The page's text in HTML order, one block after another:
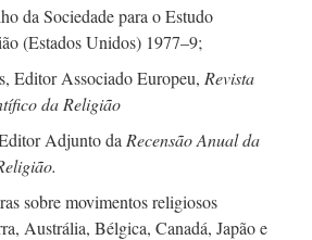
da Sociedade para o Estudo
(Estados Unidos) 1977–9;
Editor Associado Europeu, Revista
da Religião
Adjunto da Recensão Anual da
sobre movimentos religiosos
Austrália, Bélgica, Canadá, Japão e